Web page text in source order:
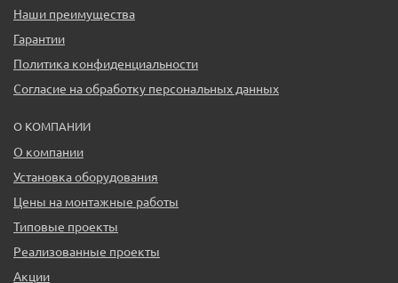
Наши преимущества
Гарантии
Политика конфиденциальности
Согласие на обработку персональных данных
О КОМПАНИИ
О компании
Установка оборудования
Цены на монтажные работы
Типовые проекты
Реализованные проекты
Акции